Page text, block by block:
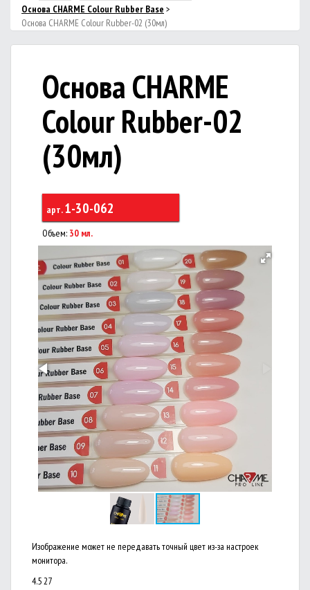
Основа CHARME Colour Rubber Base >
Основа CHARME Colour Rubber-02 (30мл)
Основа CHARME
Colour Rubber-02
(30мл)
арт.1-30-062
Объем: 30 мл.
Изображение может не передавать точный цвет из-за настроек
монитора.
4.527